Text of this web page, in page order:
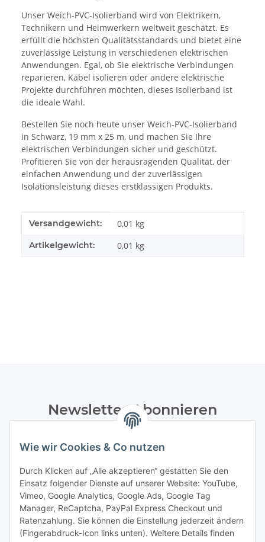
Wie wir Cookies & Co nutzen
Durch Klicken auf „Alle akzeptieren“ gestatten Sie den
Einsatz folgender Dienste auf unserer Website: YouTube,
Vimeo, Google Analytics, Google Ads, Google Tag
Manager, ReCaptcha, PayPal Express Checkout und
Ratenzahlung. Sie können die Einstellung jederzeit ändern
(Fingerabdruck-Icon links unten). Weitere Details finden
Unser Weich-PVC-Isolierband wird von Elektrikern,
Technikern und Heimwerkern weltweit geschätzt. Es
erfüllt die höchsten Qualitätsstandards und bietet eine
zuverlässige Leistung in verschiedenen elektrischen
Anwendungen. Egal, ob Sie elektrische Verbindungen
reparieren, Kabel isolieren oder andere elektrische
Projekte durchführen möchten, dieses Isolierband ist
die ideale Wahl.
Bestellen Sie noch heute unser Weich-PVC-Isolierband
in Schwarz, 19 mm x 25 m, und machen Sie Ihre
elektrischen Verbindungen sicher und geschützt.
Profitieren Sie von der herausragenden Qualität, der
einfachen Anwendung und der zuverlässigen
Isolationsleistung dieses erstklassigen Produkts.
Produkteigenschaft
Wert
Versandgewicht: 0,01 kg
Artikelgewicht: 0,01 kg
Newsletter Abonnieren
Datenschutzerklärungregelmäßig und jederzeit widerruflich
Abonnieren
Informationen